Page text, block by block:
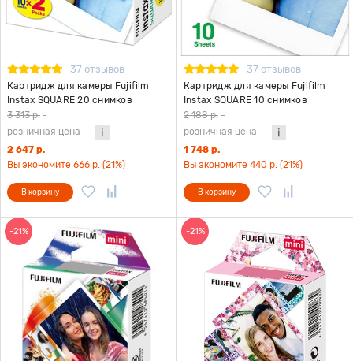
37 отзывов
Картридж для камеры Fujifilm
Instax SQUARE 20 снимков
3 313 р. -
розничная цена
2 647 р.
Вы экономите 666 р. (21%)
В корзину
37 отзывов
Картридж для камеры Fujifilm
Instax SQUARE 10 снимков
2 188 р. -
розничная цена
1 748 р.
Вы экономите 440 р. (21%)
В корзину
-21% -21%